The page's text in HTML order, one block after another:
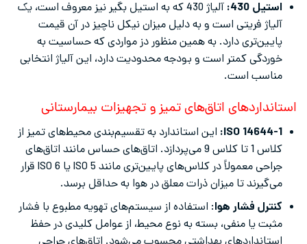
استیل 430:
آلیاژ 430 که به استیل بگیر نیز معروف است، یک
آلیاژ فریتی است و به دلیل میزان نیکل ناچیز در آن قیمت
پایین‌تری دارد. به همین منظور دز مواردی که حساسیت به
خوردگی کمتر است و بودجه محدودیت دارد، این آلیاژ انتخابی
مناسب است.
استانداردهای اتاق‌های تمیز و تجهیزات بیمارستانی
ISO 14644-1: این استاندارد به تقسیم‌بندی محیط‌های تمیز از
کلاس 1 تا کلاس 9 می‌پردازد. اتاق‌های حساس مانند اتاق‌های
جراحی معمولاً در کلاس‌های پایین‌تری مانند ISO 5 یا ISO 6 قرار
می‌گیرند تا میزان ذرات معلق در هوا به حداقل برسد.
کنترل فشار هوا: استفاده از سیستم‌های تهویه مطبوع با فشار
مثبت یا منفی، بسته به نوع محیط، از عوامل کلیدی در حفظ